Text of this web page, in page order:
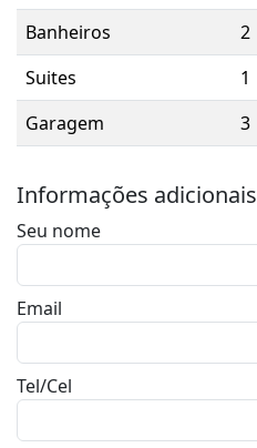
Banheiros
2
Suites
1
Garagem
3
Informações adicionais
Seu nome
Email
Tel/Cel